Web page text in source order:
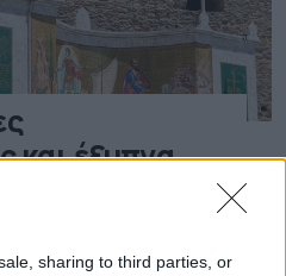
sharing to third parties, or
έξυπνα
Κέντρο